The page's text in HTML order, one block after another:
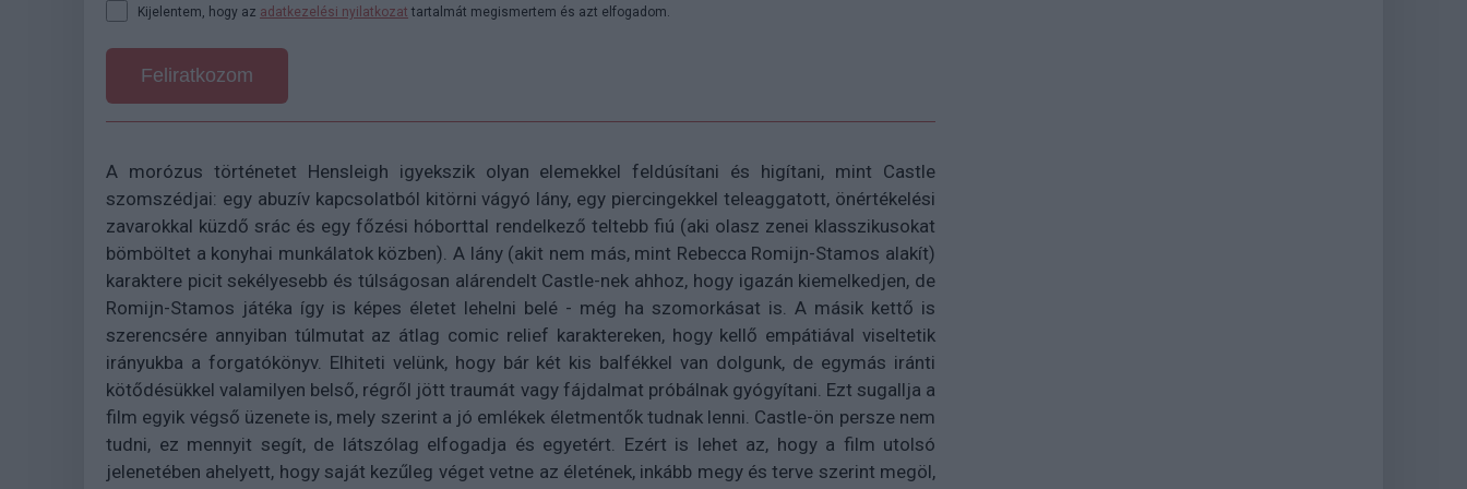
Kijelentem, hogy az adatkezelési nyilatkozat tartalmát megismertem és azt elfogadom.
Feliratkozom
A morózus történetet Hensleigh igyekszik olyan elemekkel feldúsítani és higítani, mint Castle
szomszédjai: egy abuzív kapcsolatból kitörni vágyó lány, egy piercingekkel teleaggatott, önértékelési
zavarokkal küzdő srác és egy főzési hóborttal rendelkező teltebb fiú (aki olasz zenei klasszikusokat
bömböltet a konyhai munkálatok közben). A lány (akit nem más, mint Rebecca Romijn-Stamos alakít)
karaktere picit sekélyesebb és túlságosan alárendelt Castle-nek ahhoz, hogy igazán kiemelkedjen, de
Romijn-Stamos játéka így is képes életet lehelni belé - még ha szomorkásat is. A másik kettő is
szerencsére annyiban túlmutat az átlag comic relief karaktereken, hogy kellő empátiával viseltetik
irányukba a forgatókönyv. Elhiteti velünk, hogy bár két kis balfékkel van dolgunk, de egymás iránti
kötődésükkel valamilyen belső, régről jött traumát vagy fájdalmat próbálnak gyógyítani. Ezt sugallja a
film egyik végső üzenete is, mely szerint a jó emlékek életmentők tudnak lenni. Castle-ön persze nem
tudni, ez mennyit segít, de látszólag elfogadja és egyetért. Ezért is lehet az, hogy a film utolsó
jelenetében ahelyett, hogy saját kezűleg véget vetne az életének, inkább megy és terve szerint megöl,